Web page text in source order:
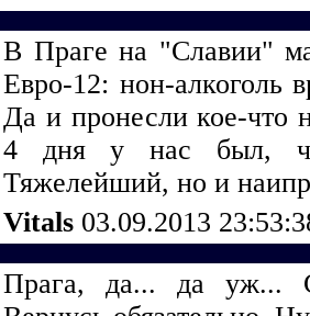
В Праге на "Славии"
Евро-12: нон-алкоголь
Да и пронесли кое-что
4 дня у нас был,
Тяжелейший, но и
Vitals 03.09.2013
Прага, да... да уж...